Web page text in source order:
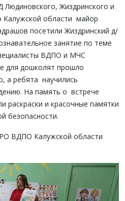
Жиздринского и
Калужской области майор
посетили Жиздринский д/
занятие по теме
ВДПО и МЧС
для дошколят прошло
а ребята научились
На память о встрече
раскраски и красочные памятки
безопасности.
ВДПО Калужской области